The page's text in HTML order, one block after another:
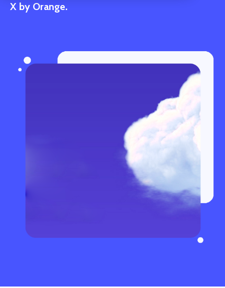
X by Orange.